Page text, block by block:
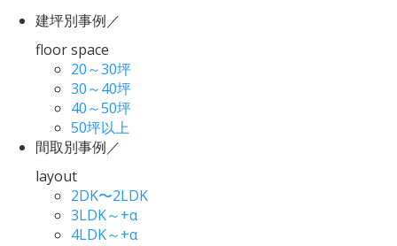
建坪別事例／
floor space
20～30坪
30～40坪
40～50坪
50坪以上
間取別事例／
layout
2DK〜2LDK
3LDK～+α
4LDK～+α